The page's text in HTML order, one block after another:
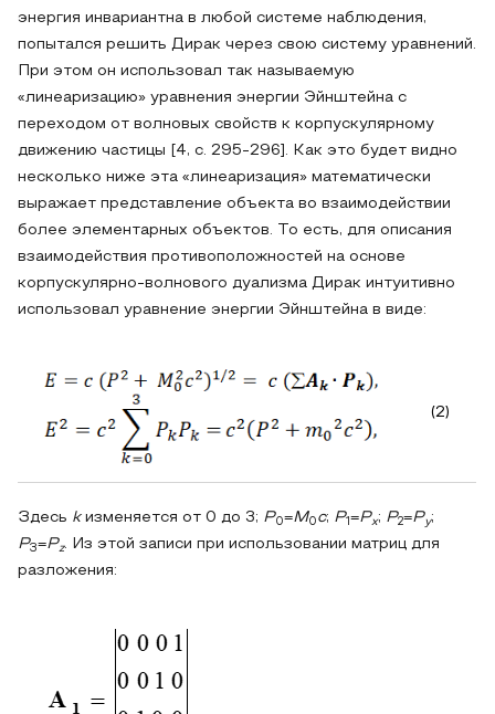
энергия инвариантна в любой системе наблюдения,
попытался решить Дирак через свою систему уравнений.
При этом он использовал так называемую
«линеаризацию» уравнения энергии Эйнштейна с
переходом от волновых свойств к корпускулярному
движению частицы [4, с. 295-296]. Как это будет видно
несколько ниже эта «линеаризация» математически
выражает представление объекта во взаимодействии
более элементарных объектов. То есть, для описания
взаимодействия противоположностей на основе
корпускулярно-волнового дуализма Дирак интуитивно
использовал уравнение энергии Эйнштейна в виде:
(2)
Здесь kизменяется от 0 до 3; P0=M0 c; P1 =Px; P2=Py;
P3=Pz. Из этой записи при использовании матриц для
разложения: